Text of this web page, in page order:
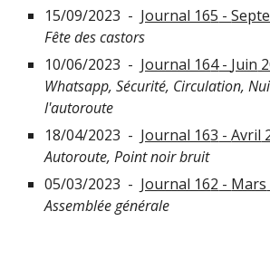
15/09/2023 - Journal 165 -
Fête des castors
10/06/2023 - Journal 164- Juin
Whatsapp, Sécurité, Circulation,
l'autoroute
18/04/2023 - Journal 163 -Avril
Autoroute, Point noir bruit
05/03/2023 - Journal 162 - Mars
Assemblée générale